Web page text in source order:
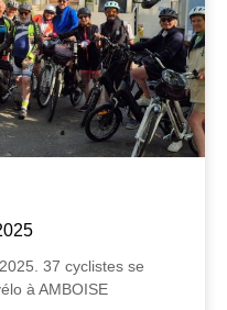
37 cyclistes se
à AMBOISE